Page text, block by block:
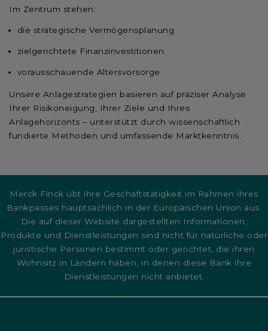
Im Zentrum stehen:
die strategische Vermögensplanung
zielgerichtete Finanzinvestitionen
vorausschauende Altersvorsorge
Unsere Anlagestrategien basieren auf präziser Analyse
Ihrer Risikoneigung, Ihrer Ziele und Ihres
Anlagehorizonts – unterstützt durch wissenschaftlich
fundierte Methoden und umfassende Marktkenntnis.
Merck Finck übt ihre Geschäftstätigkeit im Rahmen ihres
Bankpasses hauptsächlich in der Europäischen Union aus.
Die auf dieser Website dargestellten Informationen,
Produkte und Dienstleistungen sind nicht für natürliche oder
juristische Personen bestimmt oder gerichtet, die ihren
Wohnsitz in Ländern haben, in denen diese Bank ihre
Dienstleistungen nicht anbietet.